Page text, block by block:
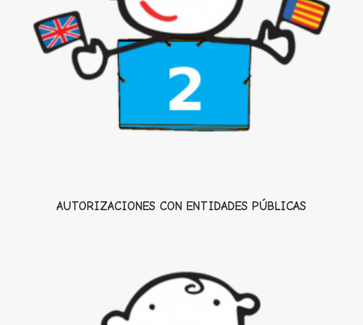
AUTORIZACIONES CON ENTIDADES PÚBLICAS